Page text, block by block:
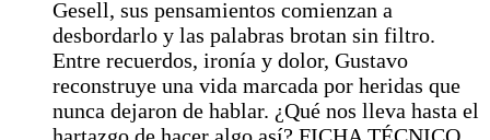
Gesell, sus pensamientos comienzan a
desbordarlo y las palabras brotan sin filtro.
Entre recuerdos, ironía y dolor, Gustavo
reconstruye una vida marcada por heridas que
nunca dejaron de hablar. ¿Qué nos lleva hasta el